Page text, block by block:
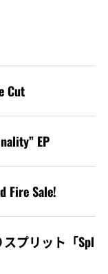
Cut
EP
Fire Sale!
スプリット「Spl